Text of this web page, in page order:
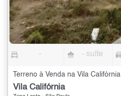
- - suíte
Terreno à Venda na Vila Califórnia
Vila Califórnia